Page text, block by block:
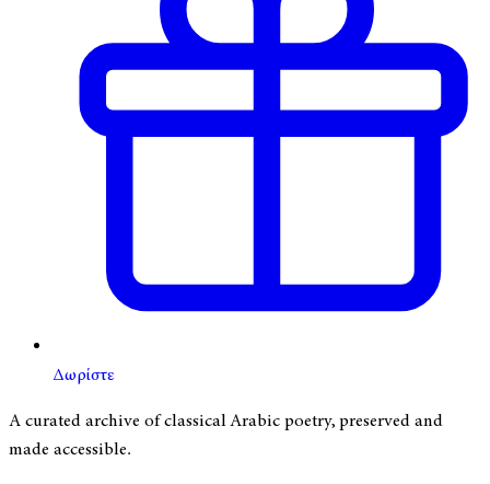
Δωρίστε
A curated archive of classical Arabic poetry, preserved and
made accessible.